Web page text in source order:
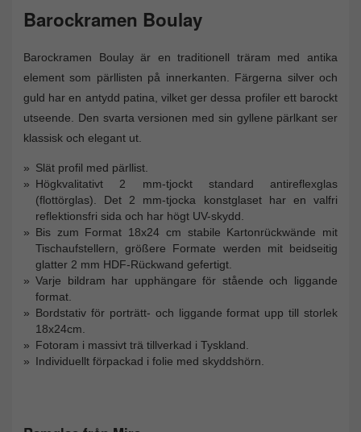
Barockramen Boulay
Barockramen Boulay är en traditionell träram med antika
element som pärllisten på innerkanten. Färgerna silver och
guld har en antydd patina, vilket ger dessa profiler ett barockt
utseende. Den svarta versionen med sin gyllene pärlkant ser
klassisk och elegant ut.
Slät profil med pärllist.
Högkvalitativt 2 mm-tjockt standard antireflexglas
(flottörglas). Det 2 mm-tjocka konstglaset har en valfri
reflektionsfri sida och har högt UV-skydd.
Bis zum Format 18x24 cm stabile Kartonrückwände mit
Tischaufstellern, größere Formate werden mit beidseitig
glatter 2 mm HDF-Rückwand gefertigt.
Varje bildram har upphängare för stående och liggande
format.
Bordstativ för porträtt- och liggande format upp till storlek
18x24cm.
Fotoram i massivt trä tillverkad i Tyskland.
Individuellt förpackad i folie med skyddshörn.